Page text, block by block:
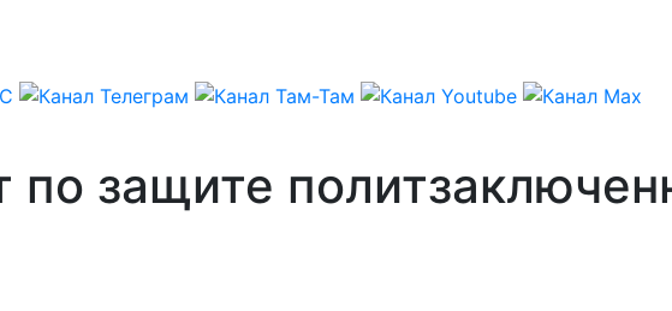
по защите